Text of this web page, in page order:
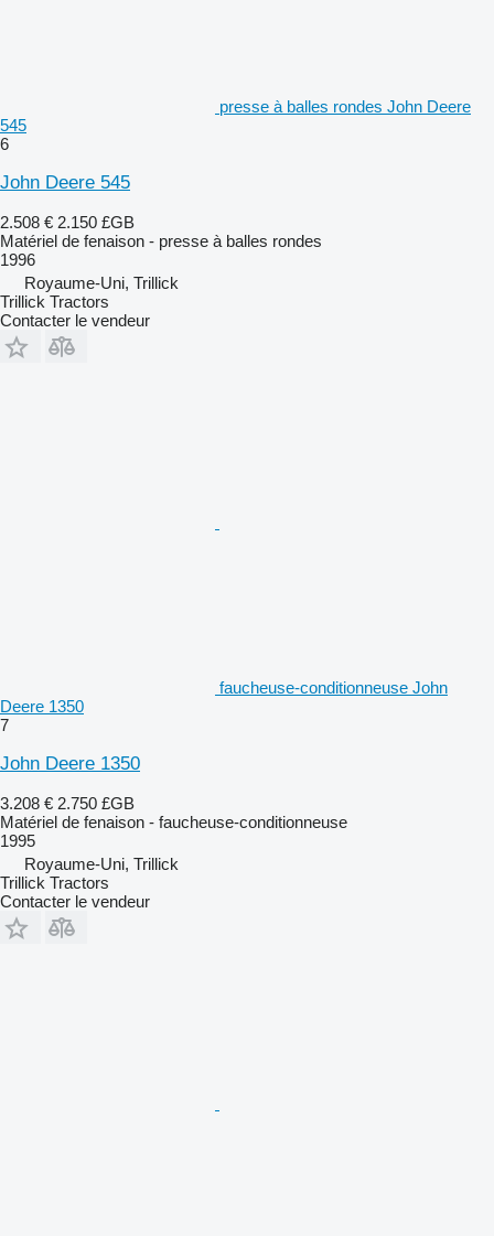
presse à balles rondes John Deere
545
6
John Deere 545
2.508 € 2.150 £GB
Matériel de fenaison - presse à balles rondes
1996
Royaume-Uni, Trillick
Trillick Tractors
Contacter le vendeur
faucheuse-conditionneuse John
Deere 1350
7
John Deere 1350
3.208 € 2.750 £GB
Matériel de fenaison - faucheuse-conditionneuse
1995
Royaume-Uni, Trillick
Trillick Tractors
Contacter le vendeur